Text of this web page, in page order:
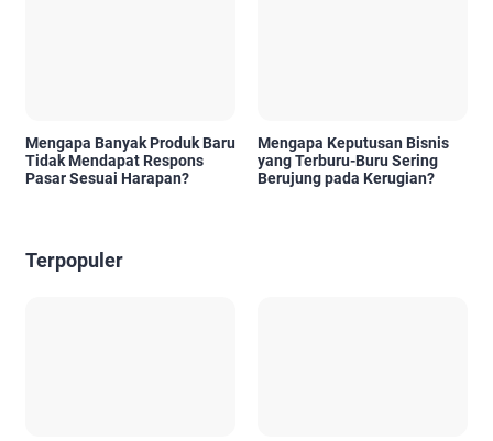
Mengapa Banyak Produk Baru
Tidak Mendapat Respons
Pasar Sesuai Harapan?
Mengapa Keputusan Bisnis
yang Terburu-Buru Sering
Berujung pada Kerugian?
Terpopuler